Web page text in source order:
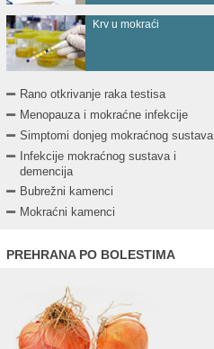
Krv u mokraći
Rano otkrivanje raka testisa
Menopauza i mokraćne infekcije
Simptomi donjeg mokraćnog sustava
Infekcije mokraćnog sustava i
demencija
Bubrežni kamenci
Mokraćni kamenci
PREHRANA PO BOLESTIMA